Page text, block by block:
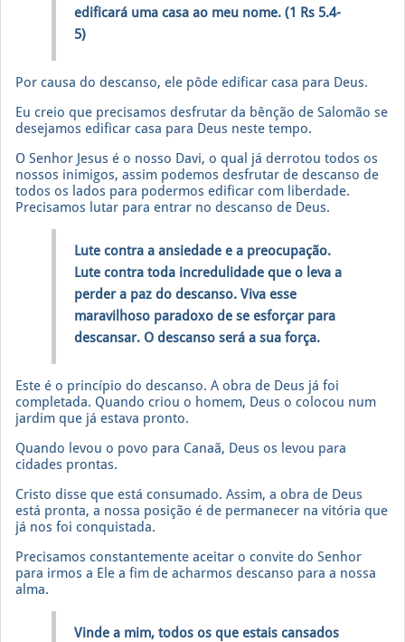
edificará uma casa ao meu nome. (1 Rs 5.4-
5)
Por causa do descanso, ele pôde edificar casa para Deus.
Eu creio que precisamos desfrutar da bênção de Salomão se
desejamos edificar casa para Deus neste tempo.
O Senhor Jesus é o nosso Davi, o qual já derrotou todos os
nossos inimigos, assim podemos desfrutar de descanso de
todos os lados para podermos edificar com liberdade.
Precisamos lutar para entrar no descanso de Deus.
Lute contra a ansiedade e a preocupação.
Lute contra toda incredulidade que o leva a
perder a paz do descanso. Viva esse
maravilhoso paradoxo de se esforçar para
descansar. O descanso será a sua força.
Este é o princípio do descanso. A obra de Deus já foi
completada. Quando criou o homem, Deus o colocou num
jardim que já estava pronto.
Quando levou o povo para Canaã, Deus os levou para
cidades prontas.
Cristo disse que está consumado. Assim, a obra de Deus
está pronta, a nossa posição é de permanecer na vitória que
já nos foi conquistada.
Precisamos constantemente aceitar o convite do Senhor
para irmos a Ele a fim de acharmos descanso para a nossa
alma.
Vinde a mim, todos os que estais cansados